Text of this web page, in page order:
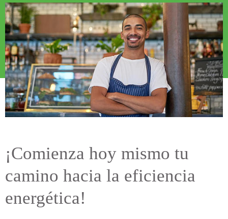
Imagen
¡Comienza hoy mismo tu
camino hacia la eficiencia
energética!